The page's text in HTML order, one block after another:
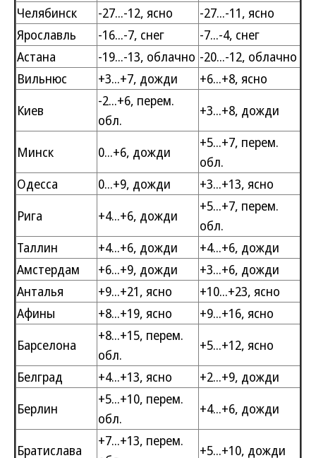
Челябинск
-27...-12, ясно
-27...-11, ясно
Ярославль
-16...-7, снег
-7...-4, снег
Астана
-19...-13, облачно -20...-12, облачно
Вильнюс
+3...+7, дожди
+6...+8, ясно
Киев
-2...+6, перем.
обл.
+3...+8, дожди
Минск 0...+6, дожди
+5...+7, перем.
обл.
Одесса
0...+9, дожди
+3...+13, ясно
Рига
+4...+6, дожди
+5...+7, перем.
обл.
Таллин
+4...+6, дожди
+4...+6, дожди
Амстердам
+6...+9, дожди
+3...+6, дожди
Анталья
+9...+21, ясно
+10...+23, ясно
Афины
+8...+19, ясно
+9...+16, ясно
Барселона
+8...+15, перем.
обл.
+5...+12, ясно
Белград
+4...+13, ясно
+2...+9, дожди
Берлин
+5...+10, перем.
обл.
+4...+6, дожди
Братислава
+7...+13, перем.
+5...+10, дожди